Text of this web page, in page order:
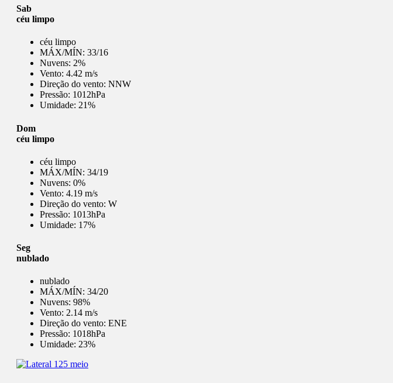
Sab
céu limpo
céu limpo
MÁX/MÍN: 33/16
Nuvens: 2%
Vento: 4.42 m/s
Direção do vento: NNW
Pressão: 1012hPa
Umidade: 21%
Dom
céu limpo
céu limpo
MÁX/MÍN: 34/19
Nuvens: 0%
Vento: 4.19 m/s
Direção do vento: W
Pressão: 1013hPa
Umidade: 17%
Seg
nublado
nublado
MÁX/MÍN: 34/20
Nuvens: 98%
Vento: 2.14 m/s
Direção do vento: ENE
Pressão: 1018hPa
Umidade: 23%